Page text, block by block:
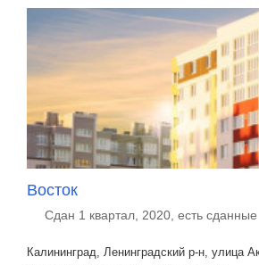
Восток
Сдан 1 квартал, 2020, есть сданные
Калининград, Ленинградский р-н, улица